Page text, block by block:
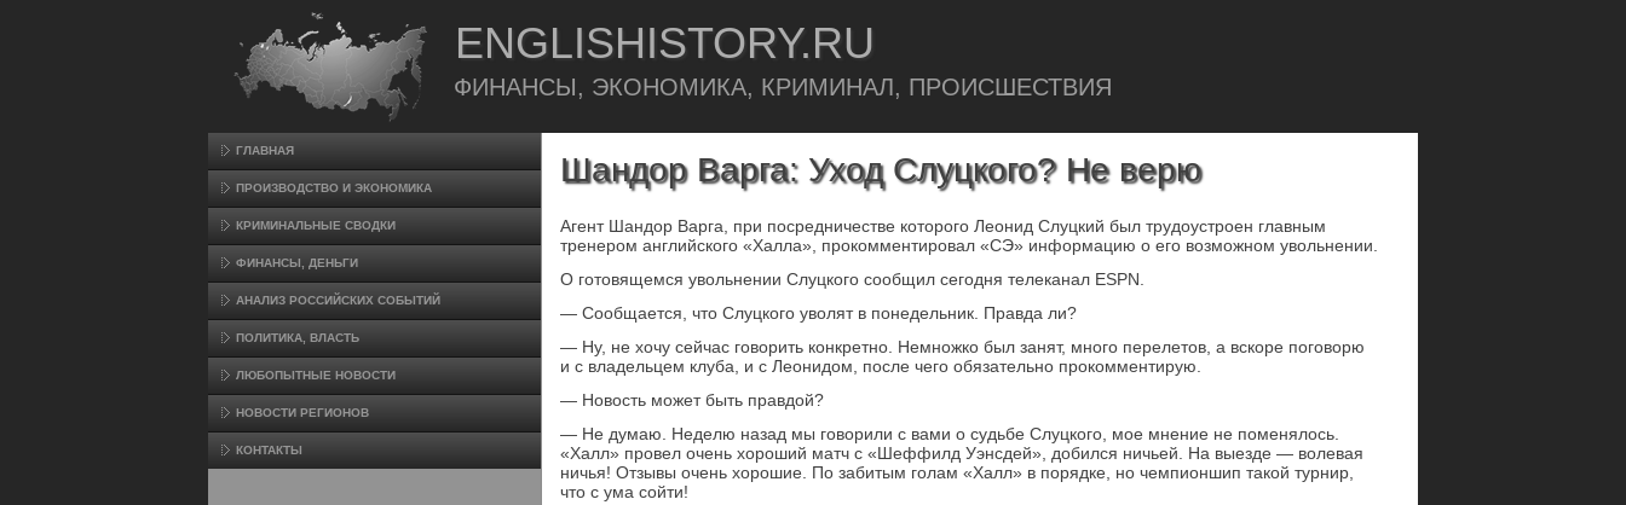
ENGLISHISTORY.RU
ФИНАНСЫ, ЭКОНОМИКА, КРИМИНАЛ, ПРОИСШЕСТВИЯ
ГЛАВНАЯ
ПРОИЗВΟДСТВО И ЭКОНОМИКА
КРИМИНАЛЬНЫЕ СВОДКИ
ФИНАНСЫ, ДЕНЬГИ
АНАЛИЗ РОССИЙСКИХ СОБЫТИЙ
ПОЛИТИКА, ВЛАСТЬ
ЛЮБОПЫТНЫЕ НОВОСТИ
НОВОСТИ РЕГИОНОВ
КОНТАКТЫ
Шандор Варга: Уход Слуцкого? Не верю
Агент Шандор Варга, при посредничестве которого Леонид Слуцкий был трудоустроен главным
тренером английского «Халла», прокомментировал «СЭ» информацию о его возможном увольнении.
О готовящемся увольнении Слуцкого сообщил сегодня телеканал ESPN.
— Сообщается, что Слуцкого уволят в понедельник. Правда ли?
— Ну, не хочу сейчас говорить конкретно. Немножко был занят, много перелетов, а вскоре поговорю
и с владельцем клуба, и с Леонидом, после чего обязательно прокомментирую.
— Новость может быть правдой?
— Не думаю. Неделю назад мы говорили с вами о судьбе Слуцкого, мое мнение не поменялось.
«Халл» провел очень хороший матч с «Шеффилд Уэнсдей», добился ничьей. На выезде — волевая
ничья! Отзывы очень хорошие. По забитым голам «Халл» в порядке, но чемпионшип такой турнир,
что с ума сойти!